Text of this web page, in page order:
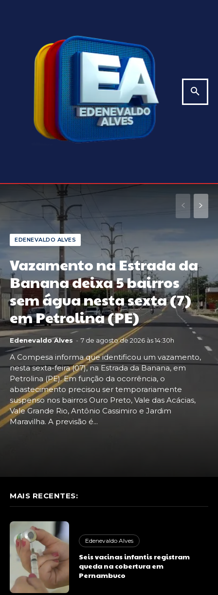
EDENEVALDO ALVES
Vazamento na Estrada da
Banana deixa 5 bairros
sem água nesta sexta (7)
em Petrolina (PE)
Edenevaldo Alves - 7 de agosto de 2026 às 14:30h
A Compesa informa que identificou um vazamento,
nesta sexta-feira (07), na Estrada da Banana, em
Petrolina (PE). Em função da ocorrência, o
abastecimento precisou ser temporariamente
suspenso nos bairros Ouro Preto, Vale das Acácias,
Vale Grande Rio, Antônio Cassimiro e Jardim
Maravilha. A previsão é...
MAIS RECENTES:
Edenevaldo Alves
Seis vacinas infantis registram
queda na cobertura em
Pernambuco